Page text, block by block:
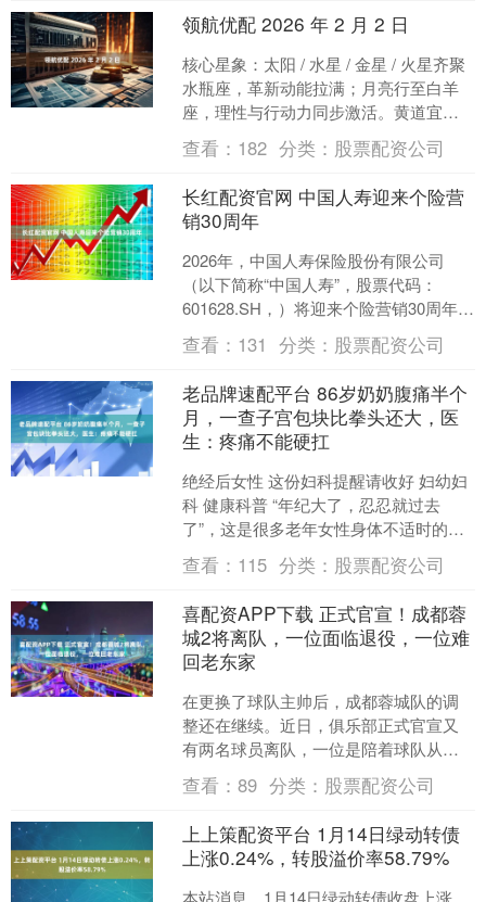
领航优配 2026 年 2 月 2 日
核心星象：太阳 / 水星 / 金星 / 火星齐聚
水瓶座，革新动能拉满；月亮行至白羊
座，理性与行动力同步激活。黄道宜
忌：青龙黄道主顺遂，逢勾陈、破碎凶
煞易生拖延、....
查看： 182 分类： 股票配资公司
长红配资官网 中国人寿迎来个险营
销30周年
2026年，中国人寿保险股份有限公司
（以下简称“中国人寿”，股票代码：
601628.SH，）将迎来个险营销30周年。
为迎接这一具有特殊意义的时刻，向广
大客户展....
查看： 131 分类： 股票配资公司
老品牌速配平台 86岁奶奶腹痛半个
月，一查子宫包块比拳头还大，医
生：疼痛不能硬扛
绝经后女性 这份妇科提醒请收好 妇幼妇
科 健康科普 “年纪大了，忍忍就过去
了”，这是很多老年女性身体不适时的第
一想法，可86岁的沈奶奶(化姓)却因这
份“忍”，差....
查看： 115 分类： 股票配资公司
喜配资APP下载 正式官宣！成都蓉
城2将离队，一位面临退役，一位难
回老东家
在更换了球队主帅后，成都蓉城队的调
整还在继续。近日，俱乐部正式官宣又
有两名球员离队，一位是陪着球队从中
甲一路打进中超的老将唐鑫，另一个则
是只待了一个赛季，却留下....
查看：89 分类： 股票配资公司
上上策配资平台 1月14日绿动转债
上涨0.24%，转股溢价率58.79%